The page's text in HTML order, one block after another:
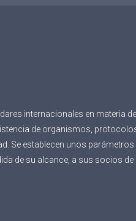
internacionales en materia
de organismos,
Se establecen unos
de su alcance, a sus socios de